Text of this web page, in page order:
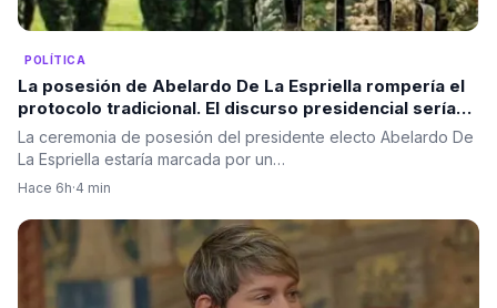
POLÍTICA
La posesión de Abelardo De La Espriella rompería el
protocolo tradicional. El discurso presidencial sería
ante las Fuerzas Militares, no ante el Congreso.
La ceremonia de posesión del presidente electo Abelardo De
La Espriella estaría marcada por un…
Hace 6h·4 min